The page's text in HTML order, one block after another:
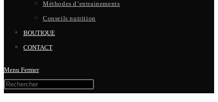
Méthodes d’entrainements
Conseils nutrition
BOUTIQUE
CONTACT
Menu Fermer